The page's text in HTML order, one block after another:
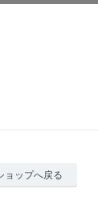
ョップへ戻る